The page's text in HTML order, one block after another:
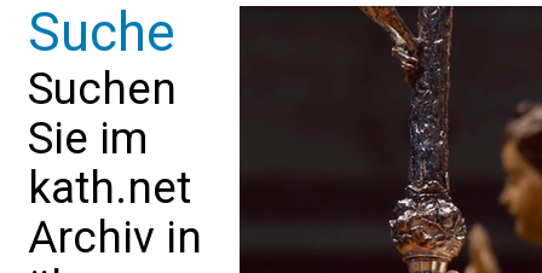
Suche
Suchen
Sie im
kath.net
Archiv in